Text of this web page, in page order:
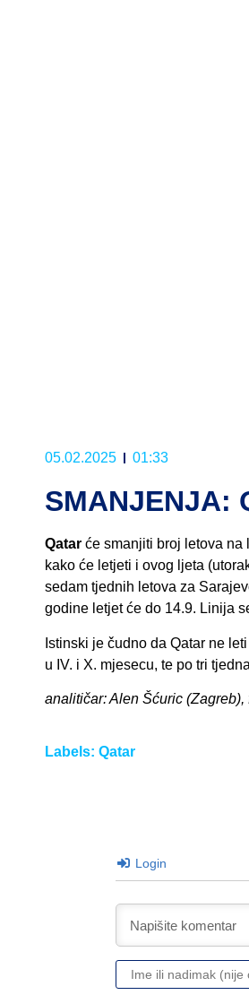
05.02.2025 01:33
SMANJENJA:
Qatar će smanjiti broj letova
kako će letjeti i ovog ljeta
sedam tjednih letova za
godine letjet će do 14.9. Linija
Istinski je čudno da Qatar ne
u IV. i X. mjesecu, te po tri
analitičar: Alen Šćuric (Zagreb),
Labels: Qatar
Login